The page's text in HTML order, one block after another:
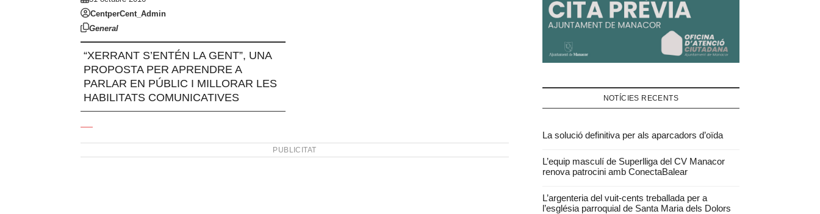
CentperCent_Admin
General
“XERRANT S’ENTÉN LA GENT”, UNA
PROPOSTA PER APRENDRE A
PARLAR EN PÚBLIC I MILLORAR LES
HABILITATS COMUNICATIVES
PUBLICITAT
NOTÍCIES RECENTS
La solució definitiva per als aparcadors d’oïda
L’equip masculí de Superlliga del CV Manacor
renova patrocini amb ConectaBalear
L’argenteria del vuit-cents treballada per a
l’església parroquial de Santa Maria dels Dolors